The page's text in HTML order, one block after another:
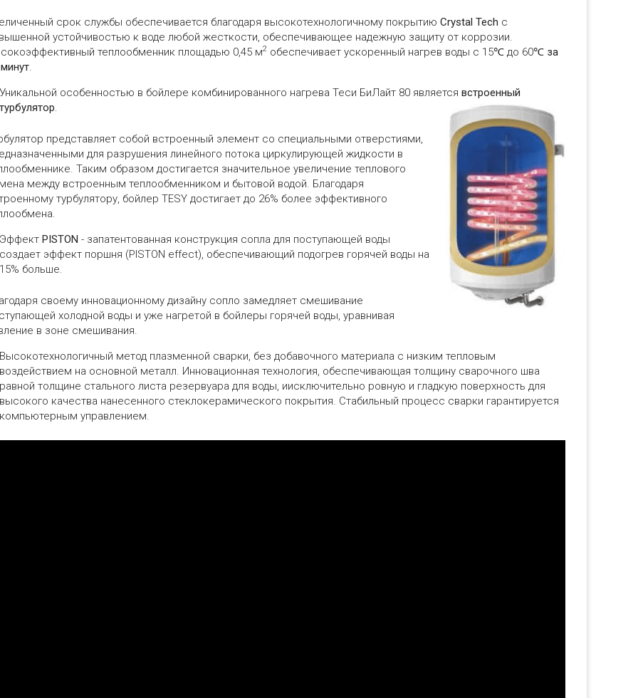
срок службы обеспечивается благодаря высокотехнологичному покрытиюCrystal Tech с
устойчивостью к воде любой жесткости, обеспечивающее надежную защиту от коррозии.
теплообменник площадью 0,45 м2 обеспечивает ускоренный нагрев воды с 15℃ до 60℃ за
.
Уникальной особенностью в бойлере комбинированного нагрева Теси БиЛайт 80 являетсявстроенный
турбулятор.
представляет собой встроенный элемент со специальными отверстиями,
для разрушения линейного потока циркулирующей жидкости в
Таким образом достигается значительное увеличение теплового
между встроенным теплообменником и бытовой водой. Благодаря
турбулятору, бойлер TESY достигает до 26% более эффективного
ЭффектPISTON - запатентованная конструкция сопла для поступающей воды
создает эффект поршня (PISTON effect), обеспечивающий подогрев горячей воды на
15% больше.
своему инновационному дизайну сопло замедляет смешивание
холодной воды и уже нагретой в бойлеры горячей воды, уравнивая
в зоне смешивания.
Высокотехнологичный метод плазменной сварки, без добавочного материала с низким тепловым
воздействием на основной металл. Инновационная технология, обеспечивающая толщину сварочного шва
равной толщине стального листа резервуара для воды, иисключительно ровную и гладкую поверхность для
высокого качества нанесенного стеклокерамического покрытия. Стабильный процесс сварки гарантируется
компьютерным управлением.